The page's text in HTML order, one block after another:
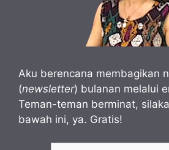
Aku berencana membagikan
(newsletter) bulanan melalui
Teman-teman berminat,
bawah ini, ya. Gratis!